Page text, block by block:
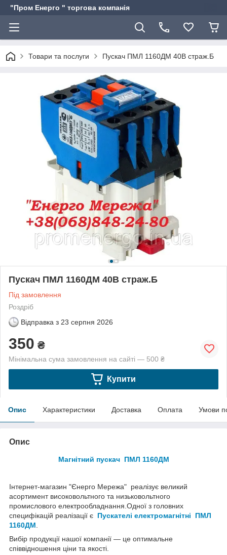
"Пром Енерго " торгова компанія
Товари та послуги Пускач ПМЛ 1160ДМ 40В страж.Б
Пускач ПМЛ 1160ДМ 40В страж.Б
Під замовлення
Роздріб
Відправка з 23 серпня 2026
350 ₴
Мінімальна сума замовлення на сайті — 500 ₴
Купити
Опис Характеристики Доставка Оплата Умови
Опис
Магнітний пускач ПМЛ 1160ДМ
Інтернет-магазин "Єнерго Мережа" реалізує великий
асортимент високовольтного та низьковольтного
промислового електрообладнання.Одної з головних
специфікацій реалізації є Пускателі електромагнітні ПМЛ
1160ДМ
Вибір продукції нашої компанії — це оптимальне
співвідношення ціни та якості.